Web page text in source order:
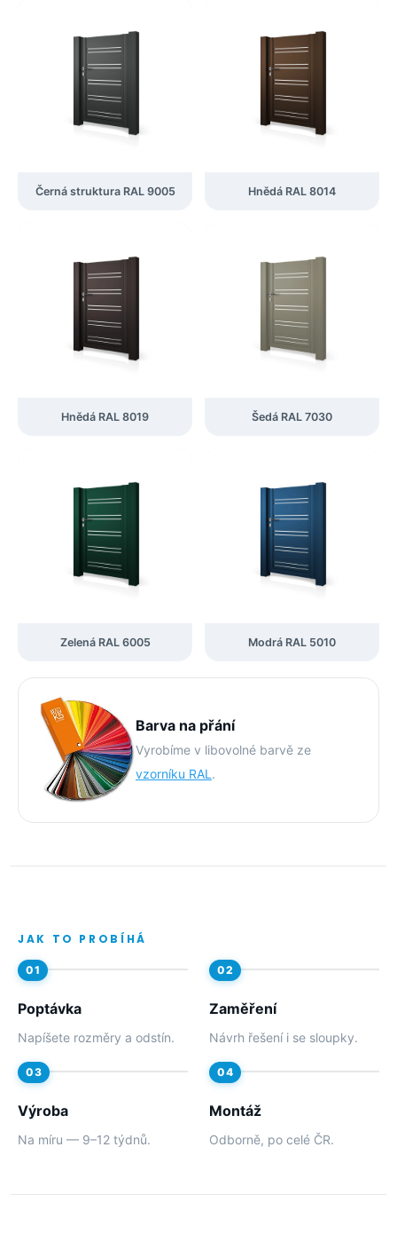
Černá struktura RAL 9005 Hnědá RAL 8014
Hnědá RAL 8019 Šedá RAL 7030
Zelená RAL 6005 Modrá RAL 5010
Barva na přání
Vyrobíme v libovolné barvě ze
vzorníku RAL .
JAK TO PROBÍHÁ
Poptávka
Napíšete rozměry a odstín.
Zaměření
Návrh řešení i se sloupky.
Výroba
Na míru — 9–12 týdnů.
Montáž
Odborně, po celé ČR.